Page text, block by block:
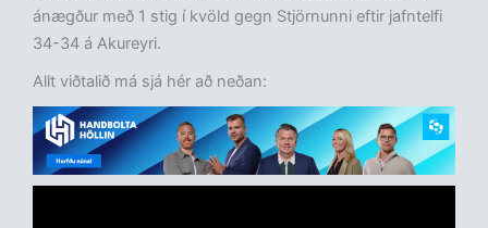
ánægður með 1 stig í kvöld gegn Stjörnunni eftir jafntelfi
34-34 á Akureyri.
Allt viðtalið má sjá hér að neðan: